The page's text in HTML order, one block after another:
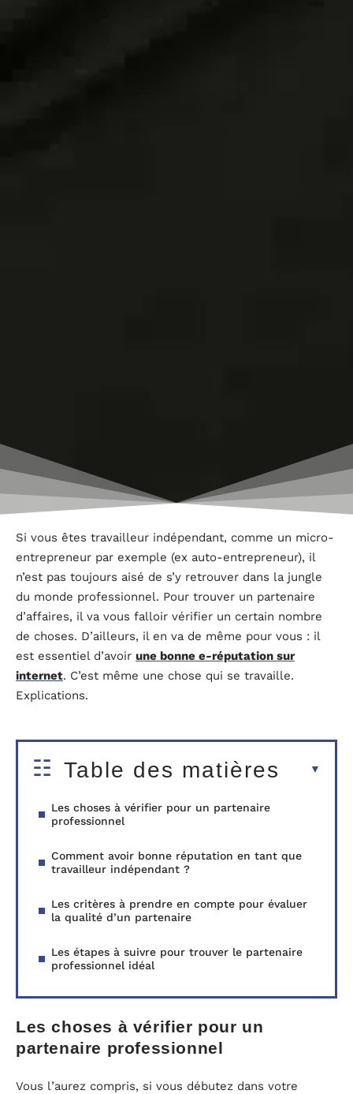
Si vous êtes travailleur indépendant, comme un micro-
entrepreneur par exemple (ex auto-entrepreneur), il
n’est pas toujours aisé de s’y retrouver dans la jungle
du monde professionnel. Pour trouver un partenaire
d’affaires, il va vous falloir vérifier un certain nombre
de choses. D’ailleurs, il en va de même pour vous : il
est essentiel d’avoir une bonne e-réputation sur
internet. C’est même une chose qui se travaille.
Explications.
Table des matières
Les choses à vérifier pour un partenaire
professionnel
Comment avoir bonne réputation en tant que
travailleur indépendant ?
Les critères à prendre en compte pour évaluer
la qualité d’un partenaire
Les étapes à suivre pour trouver le partenaire
professionnel idéal
Les choses à vérifier pour un
partenaire professionnel
Vous l’aurez compris, si vous débutez dans votre